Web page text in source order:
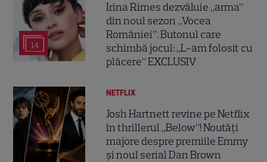
14
Irina Rimes dezvăluie „arma”
din noul sezon „Vocea
României”. Butonul care
schimbă jocul: „L-am folosit cu
plăcere” EXCLUSIV
NETFLIX
Josh Hartnett revine pe Netflix
în thrillerul „Below”! Noutăți
majore despre premiile Emmy
și noul serial Dan Brown